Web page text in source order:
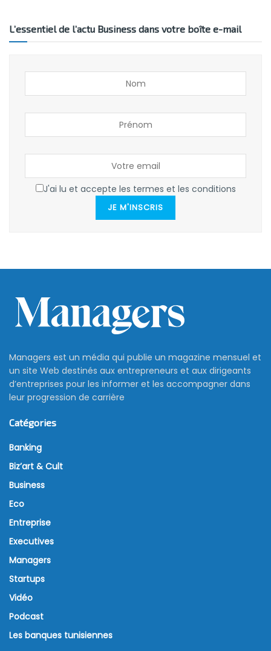
L’essentiel de l’actu Business dans votre boîte e-mail
J'ai lu et accepte les termes et les conditions
JE M'INSCRIS
Managers est un média qui publie un magazine mensuel et
un site Web destinés aux entrepreneurs et aux dirigeants
d’entreprises pour les informer et les accompagner dans
leur progression de carrière
Catégories
Banking
Biz’art & Cult
Business
Eco
Entreprise
Executives
Managers
Startups
Vidéo
Podcast
Les banques tunisiennes